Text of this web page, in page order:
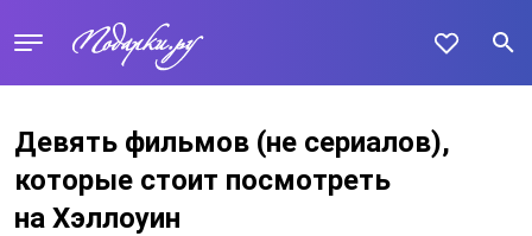
Девять фильмов (не сериалов),
которые стоит посмотреть
на Хэллоуин